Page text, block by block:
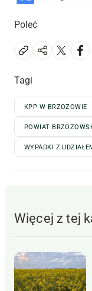
Poleć
Tagi
KPP W BRZOZOWIE
POWIAT
WYPADKI Z
Więcej z tej